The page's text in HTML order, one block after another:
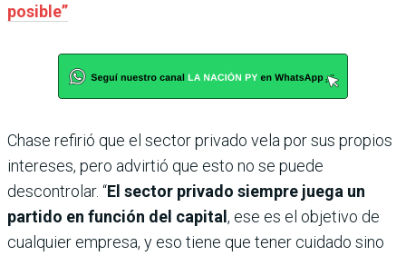
posible”
Chase refirió que el sector privado vela por sus propios
intereses, pero advirtió que esto no se puede
descontrolar. “El sector privado siempre juega un
partido en función del capital, ese es el objetivo de
cualquier empresa, y eso tiene que tener cuidado sino